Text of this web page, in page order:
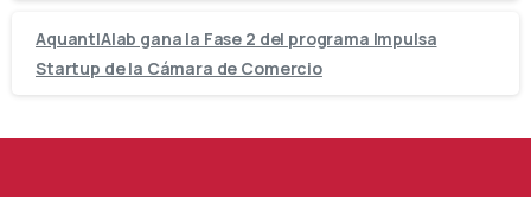
AquantIAlab gana la Fase 2 del programa Impulsa
Startup de la Cámara de Comercio